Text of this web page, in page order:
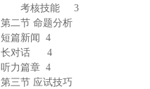
考核技能
3
第二节 命题分析
短篇新闻
4
长对话
4
听力篇章 4
第三节 应试技巧